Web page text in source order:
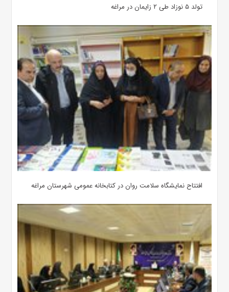
تولد ۵ نوزاد طی ۲ زایمان در مراغه
افتتاح نمایشگاه سلامت روان در کتابخانه عمومی شهرستان مراغه